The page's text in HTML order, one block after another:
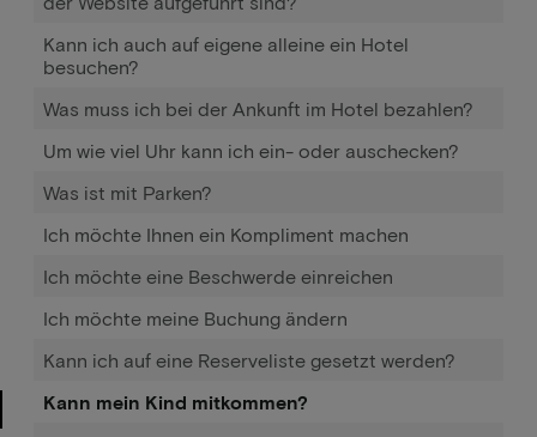
Kann ich auch auf eigene alleine ein Hotel
besuchen?
Was muss ich bei der Ankunft im Hotel bezahlen?
Um wie viel Uhr kann ich ein- oder auschecken?
Was ist mit Parken?
Ich möchte Ihnen ein Kompliment machen
Ich möchte eine Beschwerde einreichen
Ich möchte meine Buchung ändern
Kann ich auf eine Reserveliste gesetzt werden?
Kann mein Kind mitkommen?